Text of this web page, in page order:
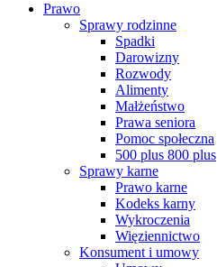
Prawo
Sprawy rodzinne
Spadki
Darowizny
Rozwody
Alimenty
Małżeństwo
Prawa seniora
Pomoc społeczna
500 plus 800 plus
Sprawy karne
Prawo karne
Kodeks karny
Wykroczenia
Więziennictwo
Konsument i umowy